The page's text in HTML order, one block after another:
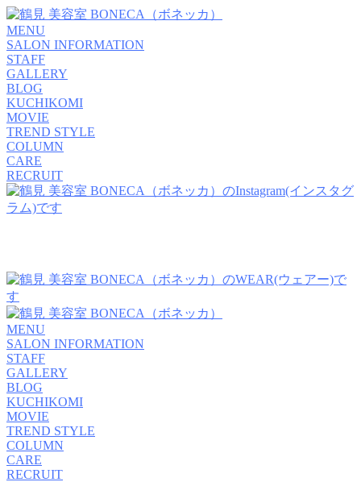
MENU
SALON INFORMATION
STAFF
GALLERY
BLOG
KUCHIKOMI
MOVIE
TREND STYLE
COLUMN
CARE
RECRUIT
MENU
SALON INFORMATION
STAFF
GALLERY
BLOG
KUCHIKOMI
MOVIE
TREND STYLE
COLUMN
CARE
RECRUIT